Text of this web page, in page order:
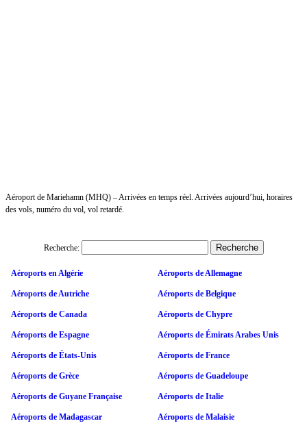
Aéroport de Mariehamn (MHQ) – Arrivées en temps réel. Arrivées aujourd’hui, horaires
des vols, numéro du vol, vol retardé.
Recherche:
Aéroports en Algérie Aéroports de Allemagne
Aéroports de Autriche Aéroports de Belgique
Aéroports de Canada Aéroports de Chypre
Aéroports de Espagne Aéroports de Émirats Arabes Unis
Aéroports de États-Unis Aéroports de France
Aéroports de Grèce Aéroports de Guadeloupe
Aéroports de Guyane Française Aéroports de Italie
Aéroports de Madagascar Aéroports de Malaisie